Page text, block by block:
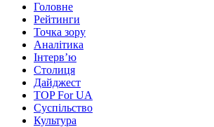
Головне
Рейтинги
Точка зору
Аналітика
Інтерв’ю
Столиця
Дайджест
TOP For UA
Суспiльство
Культура